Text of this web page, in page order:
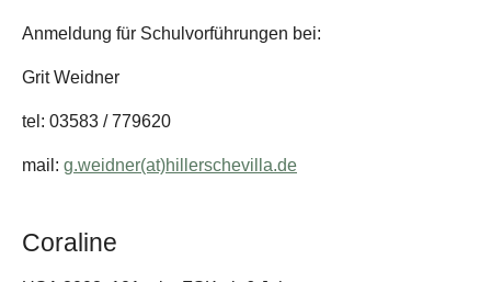
Anmeldung für Schulvorführungen bei:
Grit Weidner
tel: 03583 / 779620
mail: g.weidner(at)hillerschevilla.de
Coraline